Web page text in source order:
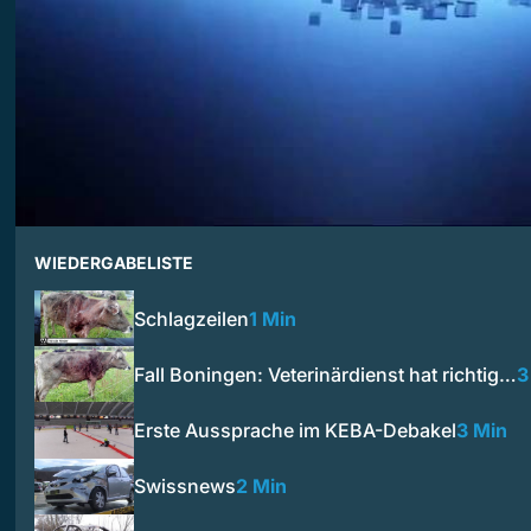
WIEDERGABELISTE
Schlagzeilen1 Min
Fall Boningen: Veterinärdienst hat richtig…
Erste Aussprache im KEBA-Debakel3 Min
Swissnews2 Min